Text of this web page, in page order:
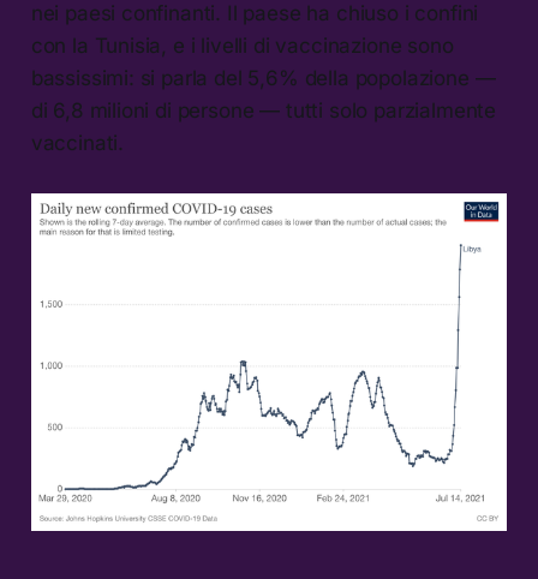
nei paesi confinanti. Il paese ha chiuso i confini
con la Tunisia, e i livelli di vaccinazione sono
bassissimi: si parla del 5,6% della popolazione —
di 6,8 milioni di persone — tutti solo parzialmente
vaccinati.